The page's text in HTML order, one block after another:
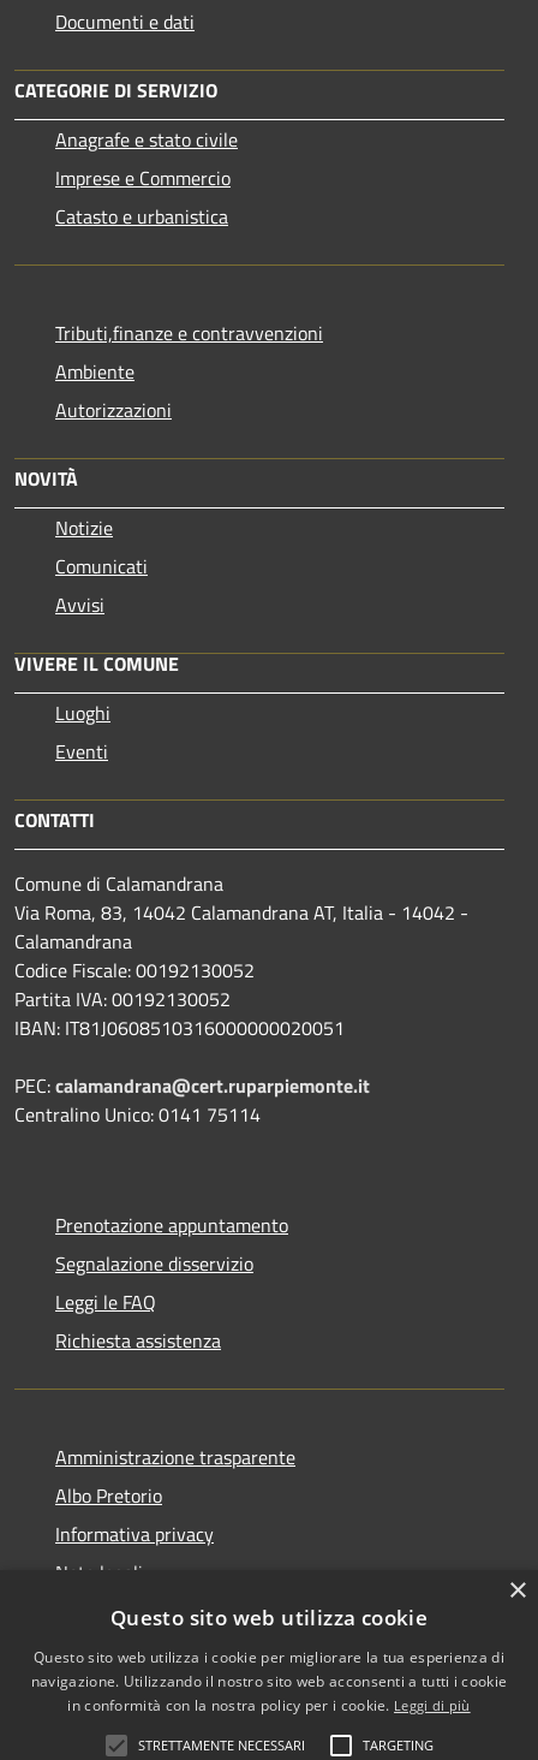
Documenti e dati
CATEGORIE DI SERVIZIO
Anagrafe e stato civile
Imprese e Commercio
Catasto e urbanistica
Tributi,finanze e contravvenzioni
Ambiente
Autorizzazioni
NOVITÀ
Notizie
Comunicati
Avvisi
VIVERE IL COMUNE
Luoghi
Eventi
CONTATTI
Comune di Calamandrana
Via Roma, 83, 14042 Calamandrana AT, Italia - 14042 -
Calamandrana
Codice Fiscale: 00192130052
Partita IVA: 00192130052
IBAN: IT81J0608510316000000020051
PEC:calamandrana@cert.ruparpiemonte.it
Centralino Unico: 0141 75114
Prenotazione appuntamento
Segnalazione disservizio
Leggi le FAQ
Richiesta assistenza
Amministrazione trasparente
Albo Pretorio
Informativa privacy
Note legali
Dichiarazione di accessibilità
•Accesso redazione
×
Questo sito web utilizza cookie
Questo sito web utilizza i cookie per migliorare la tua esperienza di
navigazione. Utilizzando il nostro sito web acconsenti a tutti i cookie
in conformità con la nostra policy per i cookie. Leggi di più
STRETTAMENTE NECESSARI TARGETING